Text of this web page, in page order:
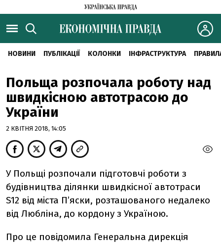
НОВИНИ ПУБЛІКАЦІЇ КОЛОНКИ ІНФРАСТРУКТУРА
Польща розпочала роботу над
швидкісною автотрасою до
України
2 КВІТНЯ 2018, 14:05
У Польщі розпочали підготовчі роботи з
будівництва ділянки швидкісної автотраси
S12 від міста П’яски, розташованого недалеко
від Любліна, до кордону з Україною.
Про це повідомила Генеральна дирекція